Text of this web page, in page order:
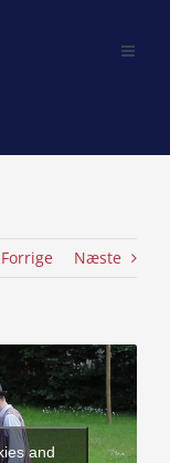
Forrige Næste
and